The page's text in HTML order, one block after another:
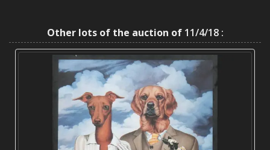
Other lots of the auction of11/4/18 :